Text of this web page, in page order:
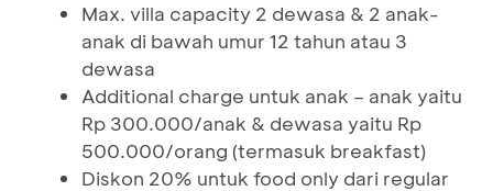
Max. villa capacity 2 dewasa & 2 anak-
anak di bawah umur 12 tahun atau 3
dewasa
Additional charge untuk anak – anak yaitu
Rp 300.000/anak & dewasa yaitu Rp
500.000/orang (termasuk breakfast)
Diskon 20% untuk food only dari regular